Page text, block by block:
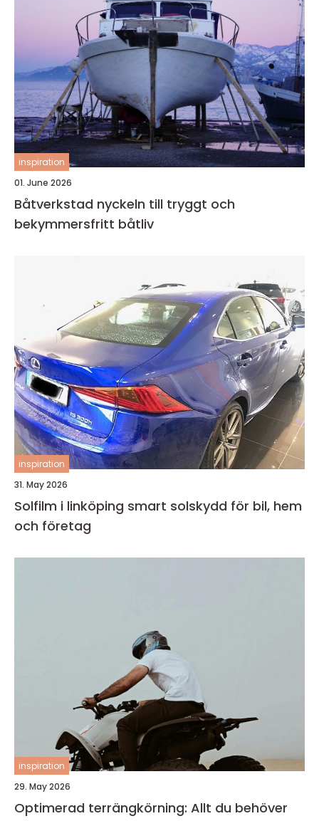
inspiration
01. June 2026
Båtverkstad nyckeln till tryggt och
bekymmersfritt båtliv
inspiration
31. May 2026
Solfilm i linköping smart solskydd för bil, hem
och företag
inspiration
29. May 2026
Optimerad terrängkörning: Allt du behöver